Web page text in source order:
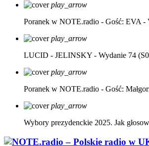
play_arrow
Poranek w NOTE.radio - Gość: EVA
play_arrow
LUCID - JELINSKY - Wydanie 74
play_arrow
Poranek w NOTE.radio - Gość:
play_arrow
Wybory prezydenckie 2025. Jak